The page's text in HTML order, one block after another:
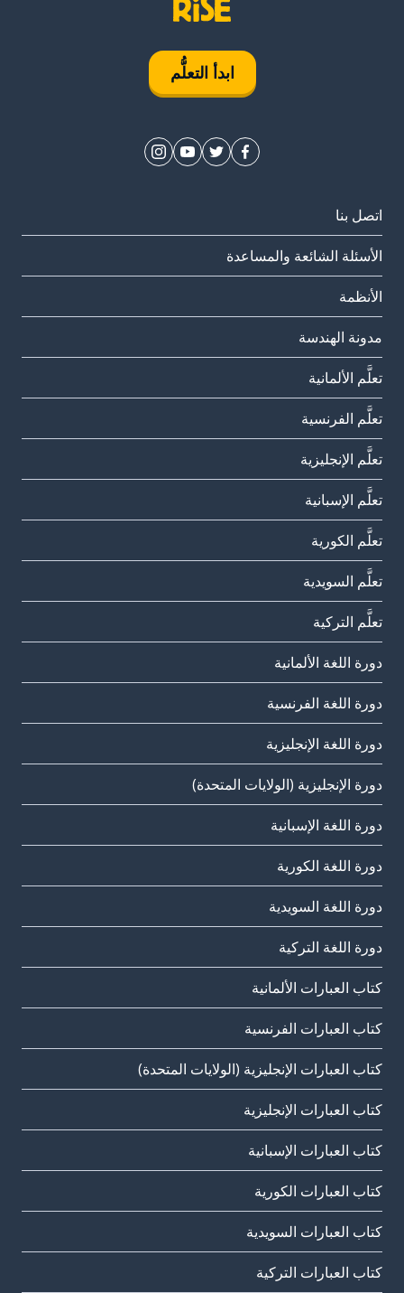
ابدأ التعلُّم
اتصل بنا
الأسئلة الشائعة والمساعدة
الأنظمة
مدونة الهندسة
تعلَّم الألمانية
تعلَّم الفرنسية
تعلَّم الإنجليزية
تعلَّم الإسبانية
تعلَّم الكورية
تعلَّم السويدية
تعلَّم التركية
دورة اللغة الألمانية
دورة اللغة الفرنسية
دورة اللغة الإنجليزية
دورة الإنجليزية (الولايات المتحدة)
دورة اللغة الإسبانية
دورة اللغة الكورية
دورة اللغة السويدية
دورة اللغة التركية
كتاب العبارات الألمانية
كتاب العبارات الفرنسية
كتاب العبارات الإنجليزية (الولايات المتحدة)
كتاب العبارات الإنجليزية
كتاب العبارات الإسبانية
كتاب العبارات الكورية
كتاب العبارات السويدية
كتاب العبارات التركية